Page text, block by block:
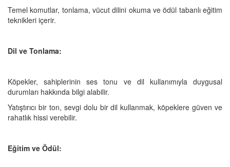
Temel komutlar, tonlama, vücut dilini okuma ve ödül tabanlı eğitim
teknikleri içerir.
Dil ve Tonlama:
Köpekler, sahiplerinin ses tonu ve dil kullanımıyla duygusal
durumları hakkında bilgi alabilir.
Yatıştırıcı bir ton, sevgi dolu bir dil kullanmak, köpeklere güven ve
rahatlık hissi verebilir.
Eğitim ve Ödül: